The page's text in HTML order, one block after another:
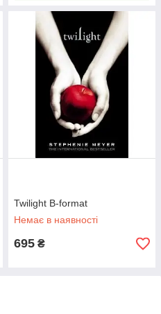
Twilight B-format
Немає в наявності
695 ₴